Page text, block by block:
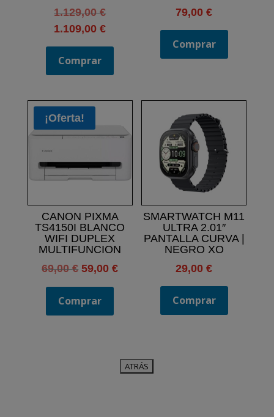
1.129,00€El
precio
1.129,00 €.
1.109,00€El
precio
es:
Comprar
79,00€
Comprar
¡Oferta!
CANON PIXMA
TS4150I BLANCO
WIFI DUPLEX
MULTIFUNCION
69,00€ El
original
era:
59,00€El
Comprar
SMARTWATCH M11
ULTRA 2.01″
PANTALLA CURVA |
NEGRO XO
29,00€
Comprar